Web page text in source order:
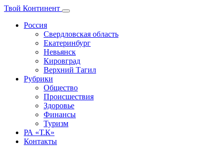
Твой Континент
Россия
Свердловская область
Екатеринбург
Невьянск
Кировград
Верхний Тагил
Рубрики
Общество
Происшествия
Здоровье
Финансы
Туризм
РА «Т.К»
Контакты